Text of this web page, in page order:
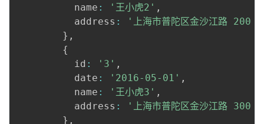
          name
: '王小虎2' ,
          address
:
'上海市普陀区金沙江路 200
} ,
{
          id
: '3' ,
          date
: '2016-05-01' ,
          name
: '王小虎3' ,
          address
:
'上海市普陀区金沙江路 300
} ,